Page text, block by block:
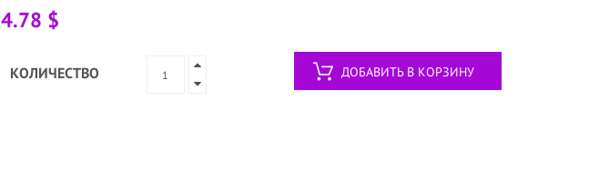
4.78 $
КОЛИЧЕСТВО ДОБАВИТЬ В КОРЗИНУ